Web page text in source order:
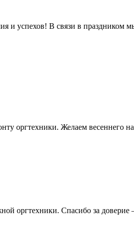
В связи в праздником мы
оргтехники. Желаем весеннего
оргтехники. Спасибо за